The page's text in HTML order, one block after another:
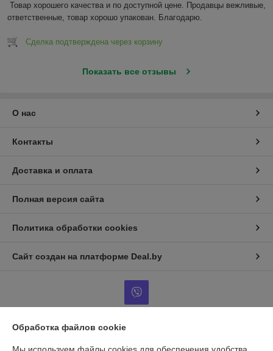
Товар хорошего качества и по доступной цене. Продавцы вежливые,
ответственные, товар хорошо упакован. Благодарю.
Сделка подтверждена через корзину
Показать все отзывы
О нас
Контакты
Доставка и оплата
Полная версия сайта
Политика обработки cookies
Сайт создан на платформе Deal.by
Обработка файлов cookie